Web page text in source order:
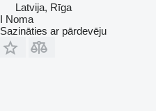
Latvija, Rīga
I Noma
Sazināties ar pārdevēju